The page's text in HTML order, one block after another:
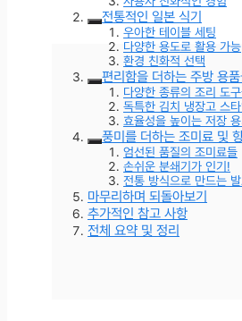
전통적인 일본 식기
우아한 테이블 세팅
다양한 용도로 활용 가능
환경 친화적 선택
편리함을 더하는 주방 용
다양한 종류의 조리 도
독특한 김치 냉장고 스
효율성을 높이는 저장
풍미를 더하는 조미료 및
엄선된 품질의 조미료들
손쉬운 분쇄기가 인기!
전통 방식으로 만드는
마무리하며 되돌아보기
추가적인 참고 사항
전체 요약 및 정리